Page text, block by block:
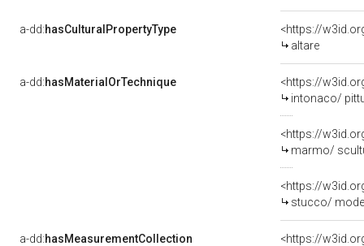
a-dd:hasCulturalPropertyType
<https://
altare
a-dd:hasMaterialOrTechnique
<https://
intonaco/
<https://
marmo/
<https://
stucco/
a-dd:hasMeasurementCollection
<https://